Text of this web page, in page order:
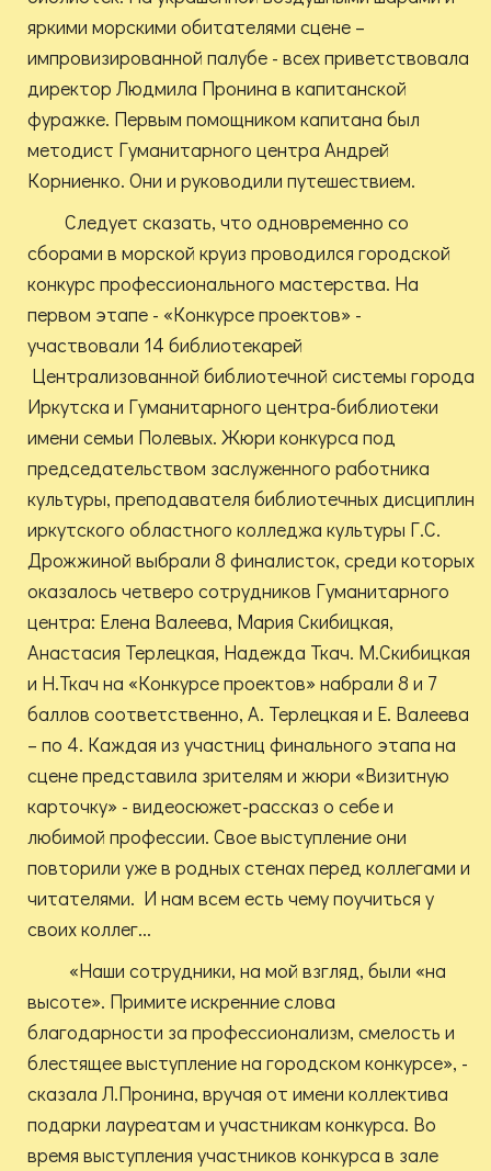
яркими морскими обитателями сцене –
импровизированной палубе - всех приветствовала
директор Людмила Пронина в капитанской
фуражке. Первым помощником капитана был
методист Гуманитарного центра Андрей
Корниенко. Они и руководили путешествием.
Следует сказать, что одновременно со
сборами в морской круиз проводился городской
конкурс профессионального мастерства. На
первом этапе - «Конкурсе проектов» -
участвовали 14 библиотекарей
Централизованной библиотечной системы города
Иркутска и Гуманитарного центра-библиотеки
имени семьи Полевых. Жюри конкурса под
председательством заслуженного работника
культуры, преподавателя библиотечных дисциплин
иркутского областного колледжа культуры Г.С.
Дрожжиной выбрали 8 финалисток, среди которых
оказалось четверо сотрудников Гуманитарного
центра: Елена Валеева, Мария Скибицкая,
Анастасия Терлецкая, Надежда Ткач. М.Скибицкая
и Н.Ткач на «Конкурсе проектов» набрали 8 и 7
баллов соответственно, А. Терлецкая и Е. Валеева
– по 4. Каждая из участниц финального этапа на
сцене представила зрителям и жюри «Визитную
карточку» - видеосюжет-рассказ о себе и
любимой профессии. Свое выступление они
повторили уже в родных стенах перед коллегами и
читателями. И нам всем есть чему поучиться у
своих коллег...
«Наши сотрудники, на мой взгляд, были «на
высоте». Примите искренние слова
благодарности за профессионализм, смелость и
блестящее выступление на городском конкурсе», -
сказала Л.Пронина, вручая от имени коллектива
подарки лауреатам и участникам конкурса. Во
время выступления участников конкурса в зале